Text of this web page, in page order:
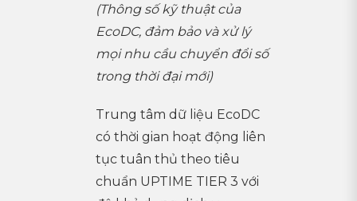
(Thông số kỹ thuật của
EcoDC, đảm bảo và xử lý
mọi nhu cầu chuyển đổi số
trong thời đại mới)
Trung tâm dữ liệu EcoDC
có thời gian hoạt động liên
tục tuân thủ theo tiêu
chuẩn UPTIME TIER 3 với